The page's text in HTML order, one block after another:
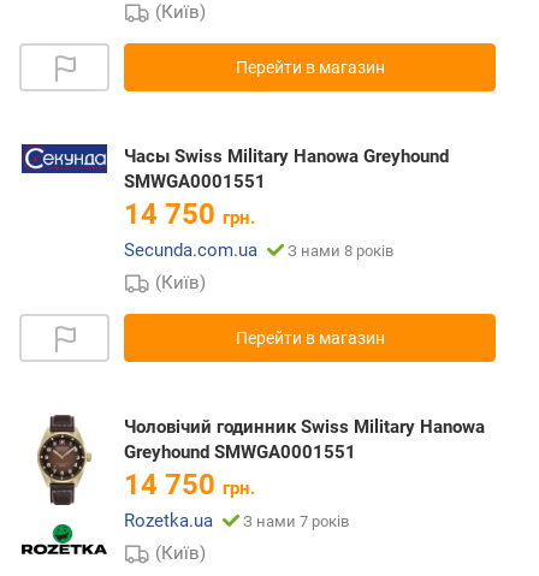
(Київ)
Перейти в магазин
Часы Swiss Military Hanowa Greyhound
SMWGA0001551
14 750 грн.
Secunda.com.ua
З нами 8 років
(Київ)
Перейти в магазин
Чоловічий годинник Swiss Military Hanowa
Greyhound SMWGA0001551
14 750 грн.
Rozetka.ua
З нами 7 років
(Київ)